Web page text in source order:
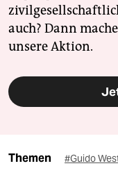
auch? Dann
unsere Aktion.
Themen #Guido